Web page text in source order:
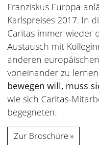
Franziskus Europa
Karlspreises 2017. In
Caritas immer wieder
Austausch mit
anderen
voneinander zu
bewegen will, muss
wie sich Caritas-
begegneten.
Zur Broschüre